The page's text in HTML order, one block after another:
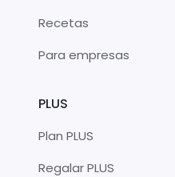
Recetas
Para empresas
PLUS
Plan PLUS
Regalar PLUS